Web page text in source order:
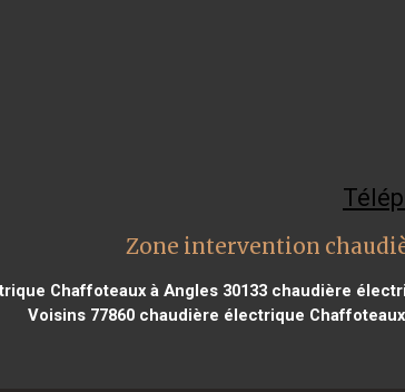
Zone intervention
Chaffoteaux à Angles 30133chaudière
Voisins 77860 chaudière électrique Chaffoteaux